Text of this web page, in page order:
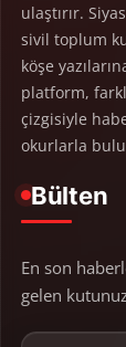
ulaştırır.
sivil toplum
köşe
platform,
çizgisiyle
okurlarla
Bülten
En son
gelen